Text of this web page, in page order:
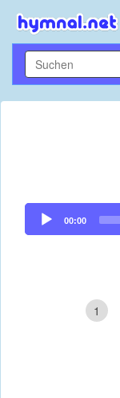
Audio
Player
00:00
1